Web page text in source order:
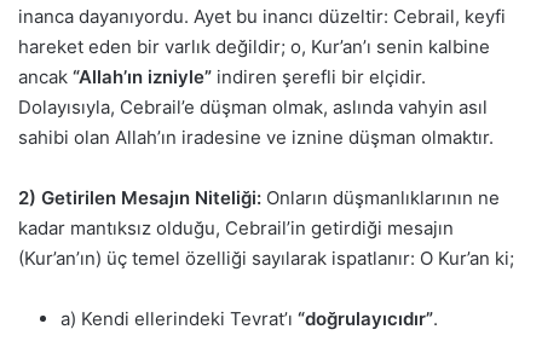
inanca dayanıyordu. Ayet bu inancı düzeltir: Cebrail, keyfi
hareket eden bir varlık değildir; o, Kur’an’ı senin kalbine
ancak “Allah’ın izniyle” indiren şerefli bir elçidir.
Dolayısıyla, Cebrail’e düşman olmak, aslında vahyin asıl
sahibi olan Allah’ın iradesine ve iznine düşman olmaktır.
2) Getirilen Mesajın Niteliği: Onların düşmanlıklarının ne
kadar mantıksız olduğu, Cebrail’in getirdiği mesajın
(Kur’an’ın) üç temel özelliği sayılarak ispatlanır: O Kur’an ki;
a) Kendi ellerindeki Tevrat’ı “doğrulayıcıdır”.